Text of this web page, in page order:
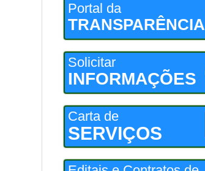
Portal da
TRANSPARÊNCIA
Solicitar
INFORMAÇÕES
Carta de
SERVIÇOS